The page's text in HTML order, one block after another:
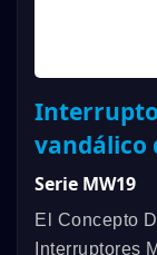
vandálico
Serie MW19
El Concepto
Interruptores